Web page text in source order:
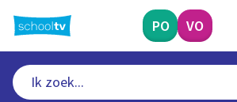
naar
hoofdinhoud
PO VO